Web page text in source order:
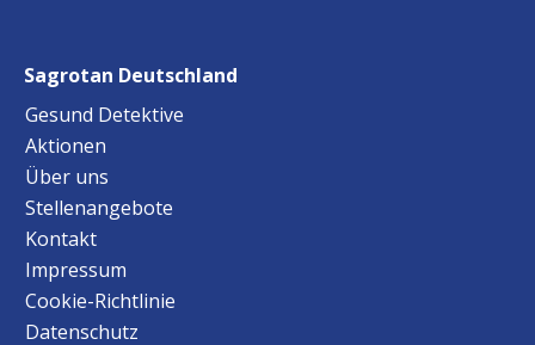
Sagrotan Deutschland
Gesund Detektive
Aktionen
Über uns
Stellenangebote
Kontakt
Impressum
Cookie-Richtlinie
Datenschutz